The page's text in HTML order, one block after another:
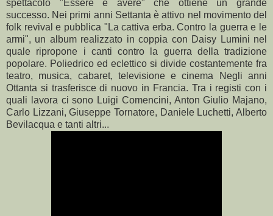
spettacolo "Essere e avere" che ottiene un grande
successo. Nei primi anni Settanta è attivo nel movimento del
folk revival e pubblica " La cattiva erba. Contro la guerra e le
armi", un album realizzato in coppia con Daisy Lumini nel
quale ripropone i canti contro la guerra della tradizione
popolare. Poliedrico ed eclettico si divide costantemente fra
teatro, musica, cabaret, televisione e cinema Negli anni
Ottanta si trasferisce di nuovo in Francia. Tra i registi con i
quali lavora ci sono Luigi Comencini, Anton Giulio Majano,
Carlo Lizzani, Giuseppe Tornatore, Daniele Luchetti, Alberto
Bevilacqua e tanti altri...